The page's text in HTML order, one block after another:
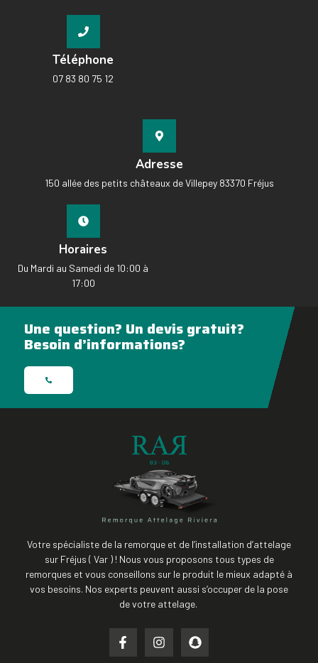
Téléphone
07 83 80 75 12
Adresse
150 allée des petits châteaux de Villepey 83370 Fréjus
Horaires
Du Mardi au Samedi de 10:00 à
17:00
Une question? Un devis gratuit?
Besoin d’informations?
Votre spécialiste de la remorque et de l’installation d’attelage
sur Fréjus ( Var ) ! Nous vous proposons tous types de
remorques et vous conseillons sur le produit le mieux adapté à
vos besoins. Nos experts peuvent aussi s’occuper de la pose
de votre attelage.